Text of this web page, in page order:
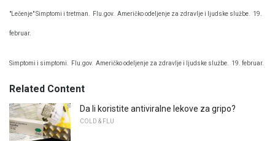
"Lečenje" Simptomi i tretman. Flu.gov. Američko odeljenje za zdravlje i ljudske službe. 19.
februar.
Simptomi i simptomi. Flu.gov. Američko odeljenje za zdravlje i ljudske službe. 19. februar.
Related Content
Da li koristite antiviralne lekove za gripo?
COLD & FLU